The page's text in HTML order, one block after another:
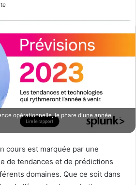
w
y
c
u
e
l
opérationnelle, le phare d'une année
cours est marquée par une
de tendances et de prédictions
domaines. Que ce soit dans